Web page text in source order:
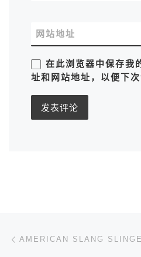
网站地址
在此浏览器中保存我
址和网站地址，以便下次
文章导航
AMERICAN SLANG